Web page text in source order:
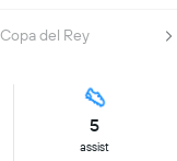
Copa del Rey
5
assist